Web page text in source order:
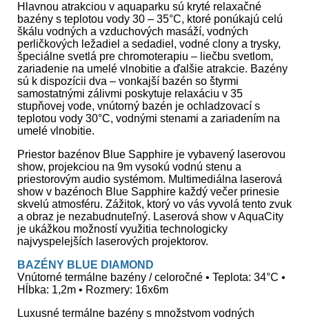
Hlavnou atrakciou v aquaparku sú kryté relaxačné
bazény s teplotou vody 30 – 35°C, ktoré ponúkajú celú
škálu vodných a vzduchových masáží, vodných
perličkových ležadiel a sedadiel, vodné clony a trysky,
špeciálne svetlá pre chromoterapiu – liečbu svetlom,
zariadenie na umelé vlnobitie a ďalšie atrakcie. Bazény
sú k dispozícii dva – vonkajší bazén so štyrmi
samostatnými zálivmi poskytuje relaxáciu v 35
stupňovej vode, vnútorný bazén je ochladzovací s
teplotou vody 30°C, vodnými stenami a zariadením na
umelé vlnobitie.
Priestor bazénov Blue Sapphire je vybavený laserovou
show, projekciou na 9m vysokú vodnú stenu a
priestorovým audio systémom. Multimediálna laserová
show v bazénoch Blue Sapphire každý večer prinesie
skvelú atmosféru. Zážitok, ktorý vo vás vyvolá tento zvuk
a obraz je nezabudnuteľný. Laserová show v AquaCity
je ukážkou možností využitia technologicky
najvyspelejších laserových projektorov.
BAZÉNY BLUE DIAMOND
Vnútorné termálne bazény / celoročné • Teplota: 34°C •
Hĺbka: 1,2m • Rozmery: 16x6m
Luxusné termálne bazény s množstvom vodných